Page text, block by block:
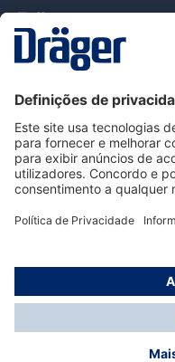
Serviço de Apoio
Utilização da loja
Informações
© Dräger Portugal,
* Todos os preços excl.
possíveis taxas de